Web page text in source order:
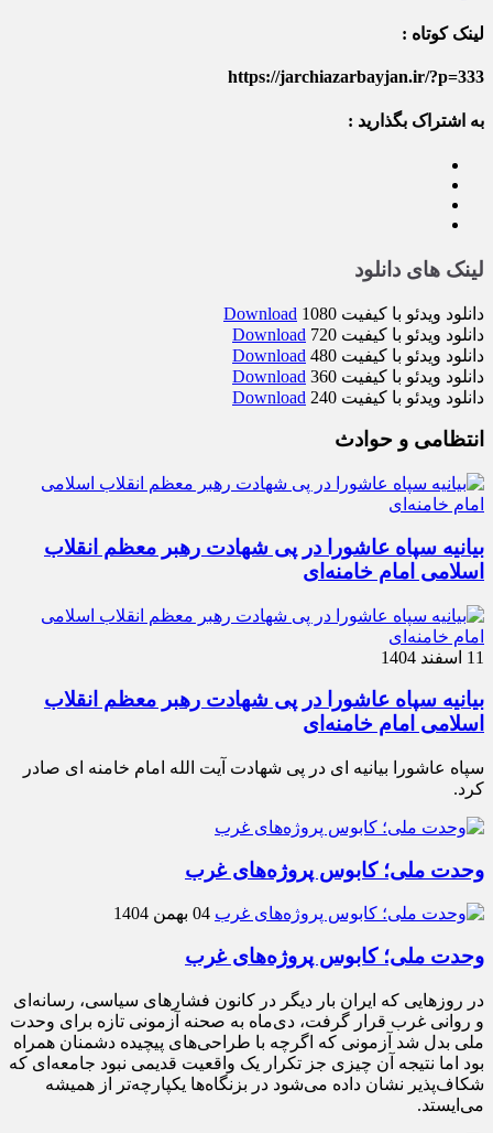
لینک کوتاه :
https://jarchiazarbayjan.ir/?p=333
به اشتراک بگذارید :
لینک های دانلود
دانلود ویدئو با کیفیت 1080
Download
دانلود ویدئو با کیفیت 720
Download
دانلود ویدئو با کیفیت 480
Download
دانلود ویدئو با کیفیت 360
Download
دانلود ویدئو با کیفیت 240
Download
انتظامی و حوادث
بیانیه سپاه عاشورا در پی شهادت رهبر معظم انقلاب
اسلامی امام خامنه‌ای
11 اسفند 1404
بیانیه سپاه عاشورا در پی شهادت رهبر معظم انقلاب
اسلامی امام خامنه‌ای
سپاه عاشورا بیانیه ای در پی شهادت آیت الله امام خامنه ای صادر
کرد.
وحدت ملی؛ کابوس پروژه‌های غرب
04 بهمن 1404
وحدت ملی؛ کابوس پروژه‌های غرب
در روزهایی که ایران بار دیگر در کانون فشارهای سیاسی، رسانه‌ای
و روانی غرب قرار گرفت، دی‌ماه به صحنه آزمونی تازه برای وحدت
ملی بدل شد آزمونی که اگرچه با طراحی‌های پیچیده دشمنان همراه
بود اما نتیجه آن چیزی جز تکرار یک واقعیت قدیمی نبود جامعه‌ای که
شکاف‌پذیر نشان داده می‌شود در بزنگاه‌ها یکپارچه‌تر از همیشه
می‌ایستد.